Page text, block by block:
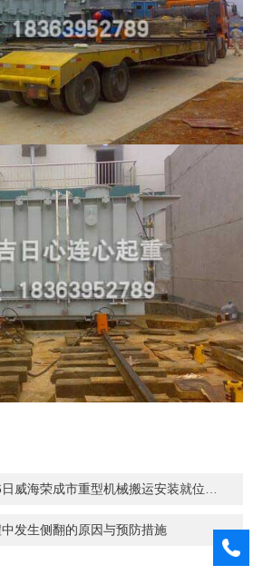
威海荣成市重型机械搬运安装就位现场
发生侧翻的原因与预防措施